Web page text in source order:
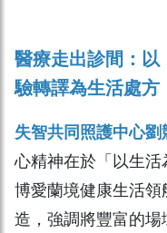
醫療走出診間：
驗轉譯為生活處方
失智共同照護中心
心精神在於「以生
博愛蘭境健康生活
造，強調將豐富的